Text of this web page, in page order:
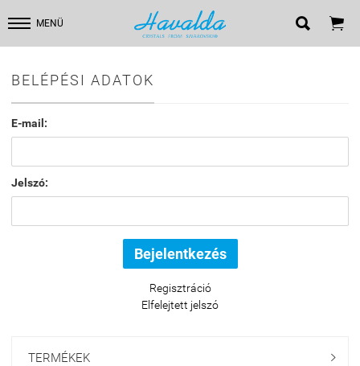
MENÜ  
BELÉPÉSI ADATOK
E-mail:
Jelszó:
Regisztráció
Elfelejtett jelszó
TERMÉKEK 